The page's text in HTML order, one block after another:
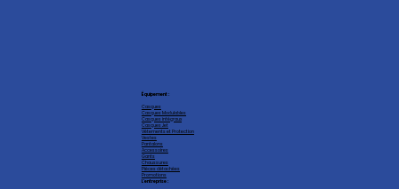
Équipement :
Casques
Casques Modulables
Casques intégraux
Casques Jet
Vêtements et Protection
Vestes
Pantalons
Accessoires
Gants
Chaussures
Pièces détachées
Promotions
L'entreprise :